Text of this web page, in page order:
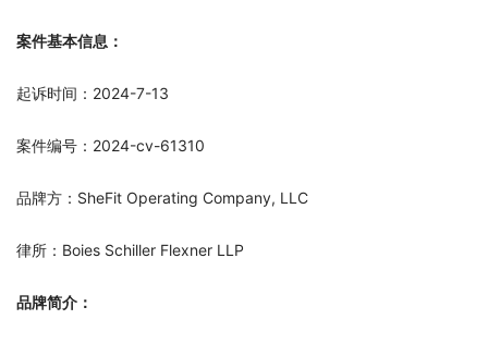
案件基本信息：
起诉时间：2024-7-13
案件编号：2024-cv-61310
品牌方：SheFit Operating Company, LLC
律所：Boies Schiller Flexner LLP
品牌简介：